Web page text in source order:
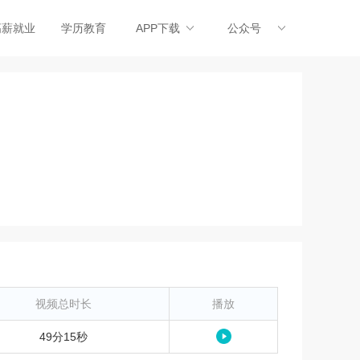
就业 学历教育 APP下载 公众号
视频总时长 播放
49分15秒